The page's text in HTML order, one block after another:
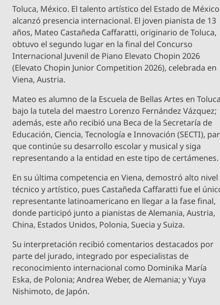
Toluca, México. El talento artístico del Estado de México
alcanzó presencia internacional. El joven pianista de 13
años, Mateo Castañeda Caffaratti, originario de Toluca,
obtuvo el segundo lugar en la final del Concurso
Internacional Juvenil de Piano Elevato Chopin 2026
(Elevato Chopin Junior Competition 2026), celebrada en
Viena, Austria.
Mateo es alumno de la Escuela de Bellas Artes en
bajo la tutela del maestro Lorenzo Fernández Vázquez;
además, este año recibió una Beca de la Secretaría de
Educación, Ciencia, Tecnología e Innovación (SECTI),
que continúe su desarrollo escolar y musical y siga
representando a la entidad en este tipo de certámenes.
En su última competencia en Viena, demostró alto nivel
técnico y artístico, pues Castañeda Caffaratti fue el
representante latinoamericano en llegar a la fase final,
donde participó junto a pianistas de Alemania, Austria,
China, Estados Unidos, Polonia, Suecia y Suiza.
Su interpretación recibió comentarios destacados por
parte del jurado, integrado por especialistas de
reconocimiento internacional como Dominika María
Eska, de Polonia; Andrea Weber, de Alemania; y Yuya
Nishimoto, de Japón.